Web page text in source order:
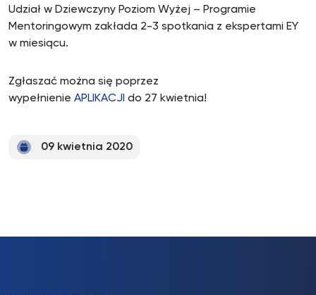
Udział w Dziewczyny Poziom Wyżej – Programie
Mentoringowym zakłada 2-3 spotkania z ekspertami EY
w miesiącu.
Zgłaszać można się poprzez
wypełnienie APLIKACJI do 27 kwietnia!
09 kwietnia 2020